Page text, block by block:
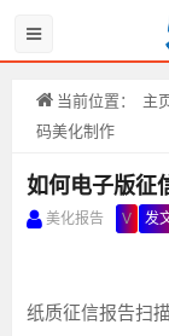
当前位置： 主
码美化制作
如何电子版征
美化报告 V 发
纸质征信报告扫